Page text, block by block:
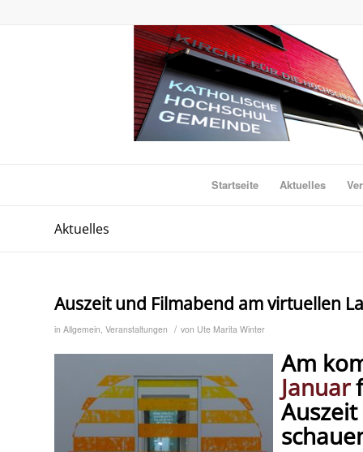
Startseite Aktuelles
Aktuelles
Auszeit und Filmabend am virtuellen
in Allgemein, Veranstaltungen / von Ute Marita Winter
Am
Januar
Auszeit